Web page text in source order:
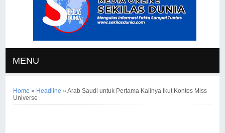
MENU
Home » Headline »Arab Saudi untuk Pertama Kalinya Ikut Kontes Miss
Universe